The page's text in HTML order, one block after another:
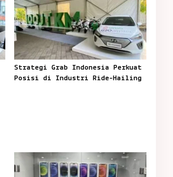
Strategi Grab Indonesia Perkuat
Posisi di Industri Ride-Hailing